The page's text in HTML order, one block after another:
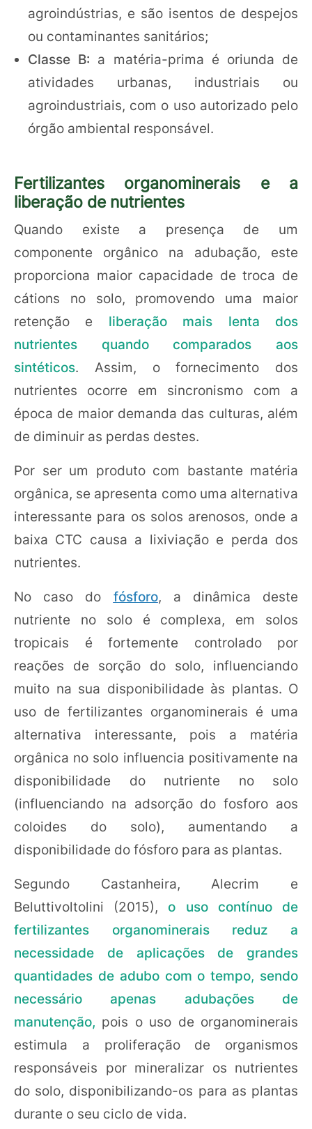
agroindústrias, e são isentos de despejos
ou contaminantes sanitários;
Classe B: a matéria-prima é oriunda de
atividades urbanas, industriais ou
agroindustriais, com o uso autorizado pelo
órgão ambiental responsável.
Fertilizantes organominerais e a
liberação de nutrientes
Quando existe a presença de um
componente orgânico na adubação, este
proporciona maior capacidade de troca de
cátions no solo, promovendo uma maior
retenção e liberação mais lenta dos
nutrientes quando comparados aos
sintéticos. Assim, o fornecimento dos
nutrientes ocorre em sincronismo com a
época de maior demanda das culturas, além
de diminuir as perdas destes.
Por ser um produto com bastante matéria
orgânica, se apresenta como uma alternativa
interessante para os solos arenosos, onde a
baixa CTC causa a lixiviação e perda dos
nutrientes.
No caso do fósforo, a dinâmica deste
nutriente no solo é complexa, em solos
tropicais é fortemente controlado por
reações de sorção do solo, influenciando
muito na sua disponibilidade às plantas. O
uso de fertilizantes organominerais é uma
alternativa interessante, pois a matéria
orgânica no solo influencia positivamente na
disponibilidade do nutriente no solo
(influenciando na adsorção do fosforo aos
coloides do solo), aumentando a
disponibilidade do fósforo para as plantas.
Segundo Castanheira, Alecrim e
Beluttivoltolini (2015), o uso contínuo de
fertilizantes organominerais reduz a
necessidade de aplicações de grandes
quantidades de adubo com o tempo, sendo
necessário apenas adubações de
manutenção, pois o uso de organominerais
estimula a proliferação de organismos
responsáveis por mineralizar os nutrientes
do solo, disponibilizando-os para as plantas
durante o seu ciclo de vida.